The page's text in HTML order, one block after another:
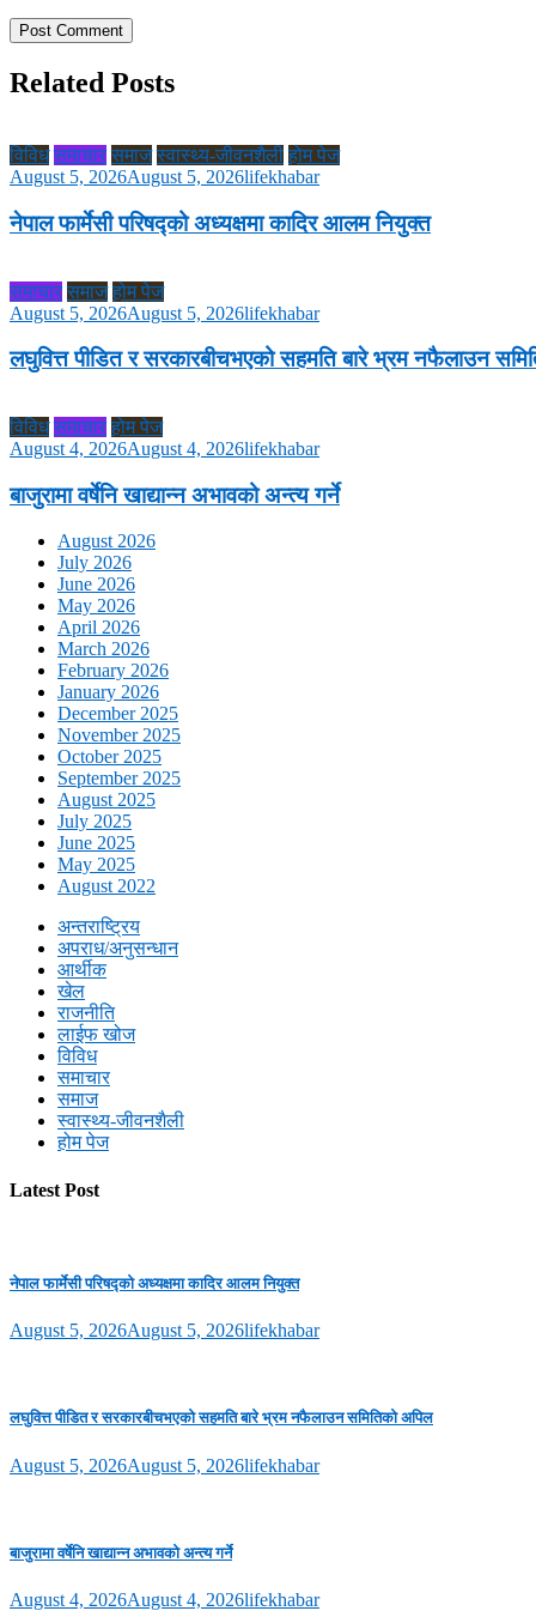
Related Posts
विविध समाचार समाज स्वास्थ्य-जीवनशैली होम पेज
August 5, 2026August 5, 2026lifekhabar
नेपाल फार्मेसी परिषद्को अध्यक्षमा कादिर आलम नियुक्त
समाचार समाज होम पेज
August 5, 2026August 5, 2026lifekhabar
लघुवित्त पीडित र सरकारबीचभएको सहमति बारे भ्रम नफैलाउन
विविध समाचार होम पेज
August 4, 2026August 4, 2026lifekhabar
बाजुरामा वर्षेनि खाद्यान्न अभावको अन्त्य गर्ने
August 2026
July 2026
June 2026
May 2026
April 2026
March 2026
February 2026
January 2026
December 2025
November 2025
October 2025
September 2025
August 2025
July 2025
June 2025
May 2025
August 2022
अन्तराष्ट्रिय
अपराध/अनुसन्धान
आर्थीक
खेल
राजनीति
लाईफ खोज
विविध
समाचार
समाज
स्वास्थ्य-जीवनशैली
होम पेज
Latest Post
नेपाल फार्मेसी परिषद्को अध्यक्षमा कादिर आलम नियुक्त
August 5, 2026August 5, 2026lifekhabar
लघुवित्त पीडित र सरकारबीचभएको सहमति बारे भ्रम नफैलाउन समितिको अपिल
August 5, 2026August 5, 2026lifekhabar
बाजुरामा वर्षेनि खाद्यान्न अभावको अन्त्य गर्ने
August 4, 2026August 4, 2026lifekhabar